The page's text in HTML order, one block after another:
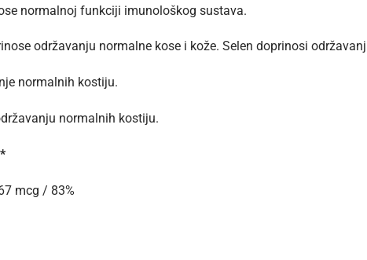
normalnoj funkciji imunološkog sustava.
održavanju normalne kose i kože. Selen doprinosi
normalnih kostiju.
normalnih kostiju.
mcg / 83%